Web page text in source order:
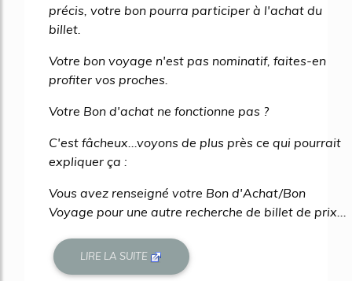
précis, votre bon pourra participer à l'achat du
billet.
Votre bon voyage n'est pas nominatif, faites-en
profiter vos proches.
Votre Bon d'achat ne fonctionne pas ?
C'est fâcheux...voyons de plus près ce qui pourrait
expliquer ça :
Vous avez renseigné votre Bon d'Achat/Bon
Voyage pour une autre recherche de billet de prix...
LIRE LA SUITE